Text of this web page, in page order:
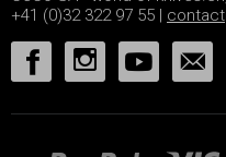
+41 (0)32 322 97 55 |